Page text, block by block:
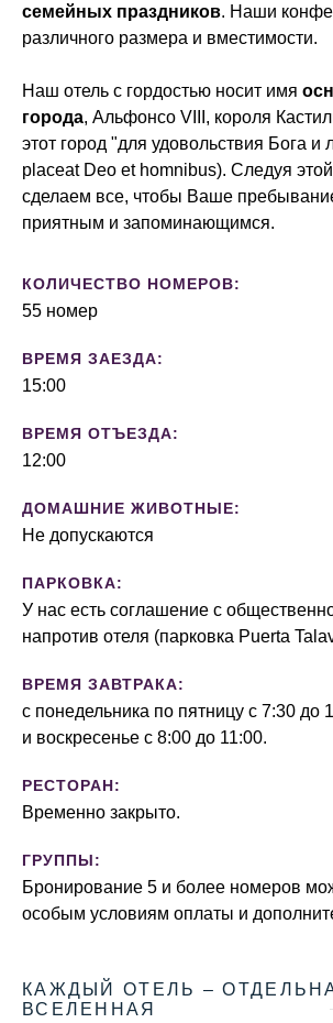
семейных праздников. Наши
различного размера и вместимости.
Наш отель с гордостью носит имя
города, Альфонсо VIII, короля
этот город "для удовольствия Бога и
placeat Deo et homnibus). Следуя
сделаем все, чтобы Ваше
приятным и запоминающимся.
КОЛИЧЕСТВО НОМЕРОВ:
55 номер
ВРЕМЯ ЗАЕЗДА:
15:00
ВРЕМЯ ОТЪЕЗДА:
12:00
ДОМАШНИЕ ЖИВОТНЫЕ:
Не допускаются
ПАРКОВКА:
У нас есть соглашение с
напротив отеля (парковка Puerta
ВРЕМЯ ЗАВТРАКА:
с понедельника по пятницу с 7:30 до
и воскресенье с 8:00 до 11:00.
РЕСТОРАН:
Временно закрыто.
ГРУППЫ:
Бронирование 5 и более номеров
особым условиям оплаты и
КАЖДЫЙ ОТЕЛЬ –
ВСЕЛЕННАЯ